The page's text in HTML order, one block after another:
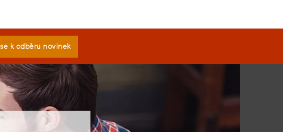
k odběru novinek